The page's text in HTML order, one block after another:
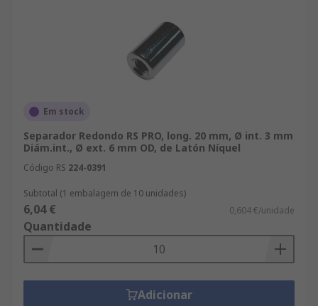
Em stock
Separador Redondo RS PRO, long. 20 mm, Ø int. 3 mm
Diám.int., Ø ext. 6 mm OD, de Latón Níquel
Código RS 224-0391
Subtotal (1 embalagem de 10 unidades)
6,04 € 0,604 €/unidade
Quantidade
Adicionar